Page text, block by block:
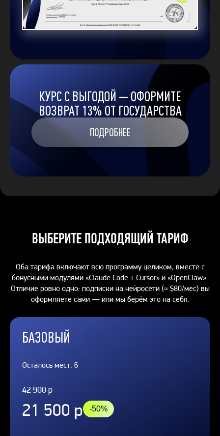
КУРС С ВЫГОДОЙ — ОФОРМИТЕ
ВОЗВРАТ 13% ОТ ГОСУДАРСТВА
ПОДРОБНЕЕ
ВЫБЕРИТЕ ПОДХОДЯЩИЙ ТАРИФ
Оба тарифа включают всю программу целиком, вместе с
бонусными модулями «Claude Code + Cursor» и «OpenClaw».
Отличие ровно одно: подписки на нейросети (≈ $80/мес) вы
оформляете сами — или мы берём это на себя.
БАЗОВЫЙ
Осталось мест: 6
42 900 р
21 500 р -50%